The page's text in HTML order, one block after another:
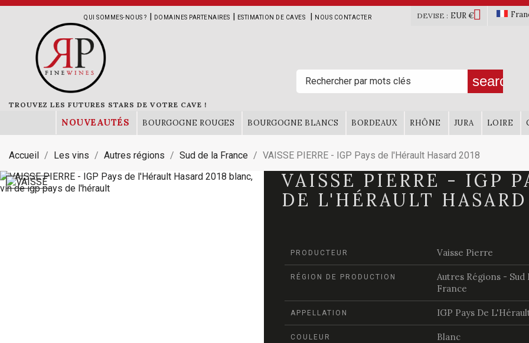
QUI SOMMES-NOUS ? | DOMAINES PARTENAIRES | ESTIMATION DE CAVES | NOUS CONTACTER DEVISE : EUR €
TROUVEZ LES FUTURES STARS DE VOTRE CAVE !
search
NOUVEAUTÉS BOURGOGNE ROUGES BOURGOGNE BLANCS BORDEAUX RHÔNE JURA LOIRE
Accueil Les vins Autres régions Sud de la France VAISSE PIERRE - IGP Pays de l'Hérault Hasard 2018
VAISSE PIERRE - IGP
DE L'HÉRAULT
PRODUCTEUR Vaisse Pierre
RÉGION DE PRODUCTION
Autres Régions - Sud
France
APPELLATION IGP Pays De
COULEUR Blanc